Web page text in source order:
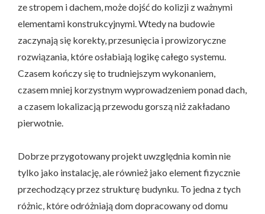
ze stropem i dachem, może dojść do kolizji z ważnymi
elementami konstrukcyjnymi. Wtedy na budowie
zaczynają się korekty, przesunięcia i prowizoryczne
rozwiązania, które osłabiają logikę całego systemu.
Czasem kończy się to trudniejszym wykonaniem,
czasem mniej korzystnym wyprowadzeniem ponad dach,
a czasem lokalizacją przewodu gorszą niż zakładano
pierwotnie.
Dobrze przygotowany projekt uwzględnia komin nie
tylko jako instalację, ale również jako element fizycznie
przechodzący przez strukturę budynku. To jedna z tych
różnic, które odróżniają dom dopracowany od domu